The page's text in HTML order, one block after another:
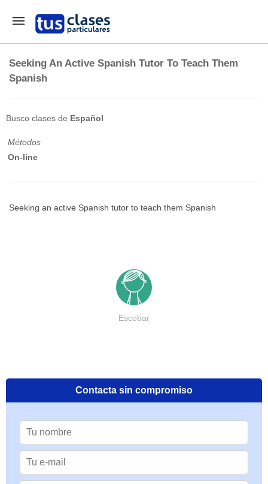
Seeking An Active Spanish Tutor To Teach Them
Spanish
Busco clases de Español
Métodos
On-line
Seeking an active Spanish tutor to teach them Spanish
Escobar
Contacta sin compromiso